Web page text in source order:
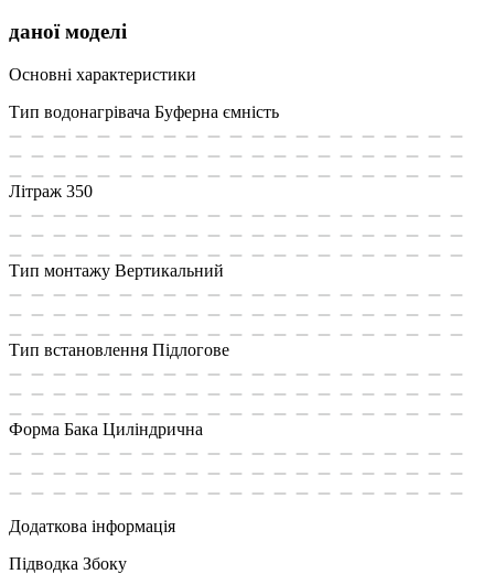
даної моделі
Основні характеристики
Тип водонагрівача Буферна ємність
Літраж 350
Тип монтажу Вертикальний
Тип встановлення Підлогове
Форма Бака Циліндрична
Додаткова інформація
Підводка Збоку